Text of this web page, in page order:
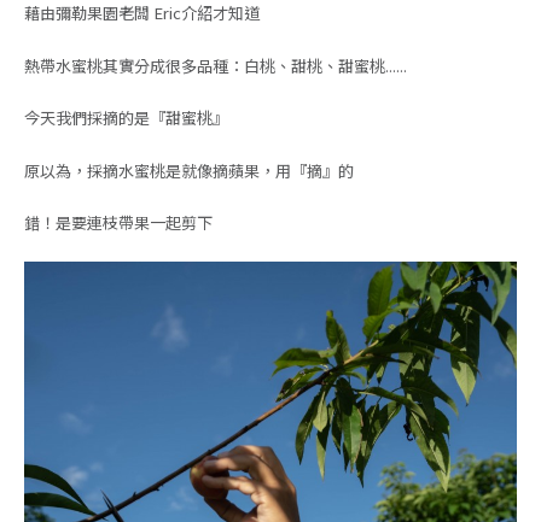
藉由彌勒果園老闆 Eric介紹才知道
熱帶水蜜桃其實分成很多品種：白桃、甜桃、甜蜜桃......
今天我們採摘的是『甜蜜桃』
原以為，採摘水蜜桃是就像摘蘋果，用『摘』的
錯！是要連枝帶果一起剪下